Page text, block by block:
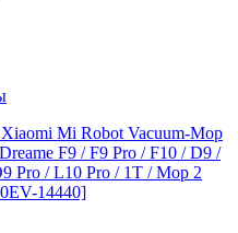
Mi Robot Vacuum-Mop
F9 / F9 Pro / F10 / D9 /
Pro / L10 Pro / 1T / Mop 2
14440]